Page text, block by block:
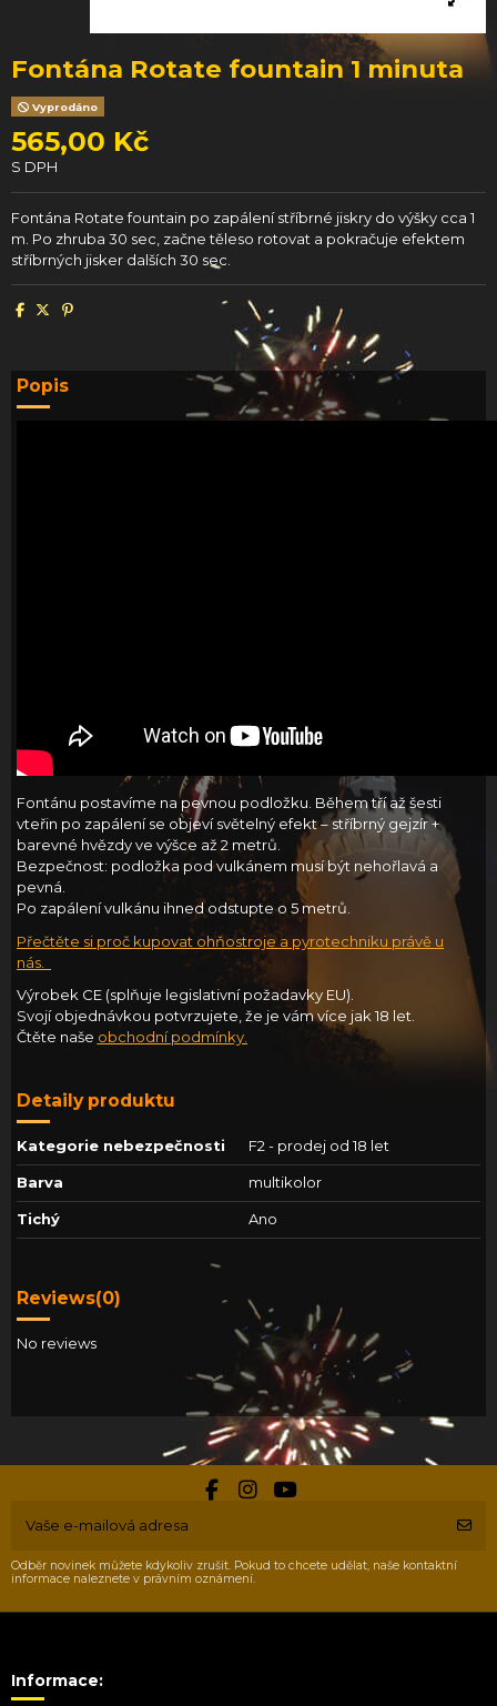
Fontána Rotate fountain 1 minuta
Vyprodáno
565,00 Kč
S DPH
Fontána Rotate fountain po zapálení stříbrné jiskry do výšky cca 1
m. Po zhruba 30 sec, začne těleso rotovat a pokračuje efektem
stříbrných jisker dalších 30 sec.
Popis
Fontánu postavíme na pevnou podložku. Během tří až šesti
vteřin po zapálení se objeví světelný efekt – stříbrný gejzír +
barevné hvězdy ve výšce až 2 metrů.
Bezpečnost: podložka pod vulkánem musí být nehořlavá a
pevná.
Po zapálení vulkánu ihned odstupte o 5 metrů.
Přečtěte si proč kupovat ohňostroje a pyrotechniku právě u
nás.
Výrobek CE (splňuje legislativní požadavky EU).
Svojí objednávkou potvrzujete, že je vám více jak 18 let.
Čtěte naše obchodní podmínky.
Detaily produktu
Kategorie nebezpečnosti F2 - prodej od 18 let
Barva multikolor
Tichý Ano
Reviews(0)
No reviews
Odběr novinek můžete kdykoliv zrušit. Pokud to chcete udělat, naše kontaktní
informace naleznete v právním oznámení.
Informace: